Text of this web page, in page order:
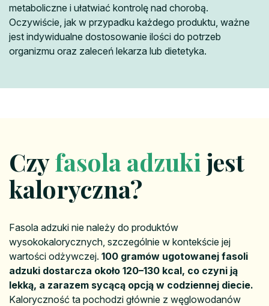
metaboliczne i ułatwiać kontrolę nad chorobą.
Oczywiście, jak w przypadku każdego produktu, ważne
jest indywidualne dostosowanie ilości do potrzeb
organizmu oraz zaleceń lekarza lub dietetyka.
Czyfasola adzuki jest
kaloryczna?
Fasola adzuki nie należy do produktów
wysokokalorycznych, szczególnie w kontekście jej
wartości odżywczej. 100 gramów ugotowanej fasoli
adzuki dostarcza około 120–130 kcal, co czyni ją
lekką, a zarazem sycącą opcją w codziennej diecie.
Kaloryczność ta pochodzi głównie z węglowodanów